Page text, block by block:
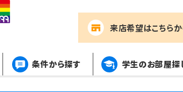
来店希望はこちら
条件から探す 学生のお部屋探